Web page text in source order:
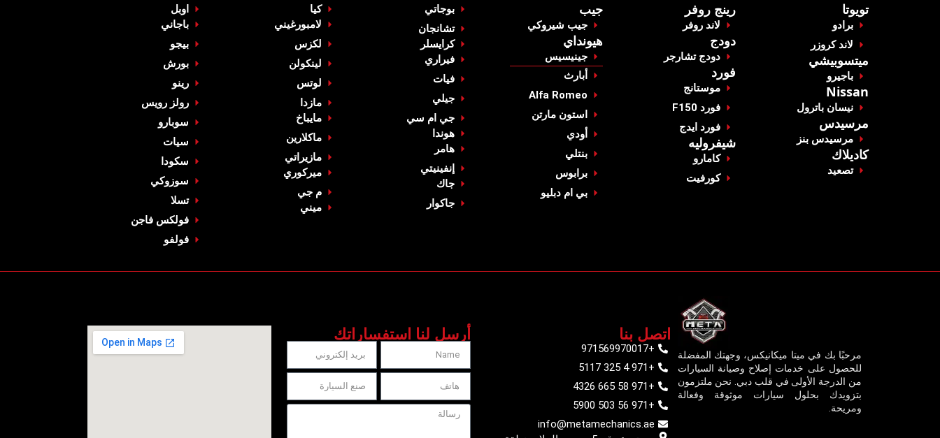
‏تويوتا‏
برادو
‏لاند كروزر‏
‏ميتسوبيشي‏
‏باجيرو‏
Nissan
‏نيسان باترول‏
مرسيدس
‏مرسيدس بنز‏
‏كاديلاك ‏
‏تصعيد‏
‏رينج روفر‏
‏لاند روفر‏
‏دودج‏
‏دودج تشارجر‏
‏فورد‏
‏موستانج‏
‏فورد F150‏
‏فورد ايدج‏
شيفروليه
‏كامارو‏
‏كورفيت‏
‏جيب‏
‏جيب شيروكي‏
‏هيونداي‏
جينيسيس
‏أبارث‏
Alfa Romeo
استون مارتن
أودي
بنتلي
‏برابوس‏
بي ام دبليو
‏بوجاتي‏
‏تشانجان‏
‏كرايسلر‏
‏فيراري‏
‏فيات‏
‏جيلي‏
‏جي ام سي‏
‏هوندا‏
‏هامر‏
‏إنفينيتي‏
‏جاك‏
‏جاكوار‏
كيا
لامبورغيني
‏لكزس‏
‏لينكولن‏
‏لوتس‏
‏مازدا‏
‏مايباخ‏
‏ماكلارين‏
‏مازيراتي‏
ميركوري
م جي
‏ميني‏
‏اوبل‏
باجاني
‏بيجو‏
‏بورش‏
‏رينو‏
‏رولز رويس‏
‏سوبارو‏
سيات
‏سكودا‏
‏سوزوكي‏
‏تسلا‏
فولكس فاجن
‏فولفو‏
مرحبًا بك في ميتا ميكانيكس، وجهتك المفضلة
للحصول على خدمات إصلاح وصيانة السيارات
من الدرجة الأولى في قلب دبي. نحن ملتزمون
بتزويدك بحلول سيارات موثوقة وفعالة
ومريحة.
اتصل بنا
+971569970017
+971 4 325 5117
+971 58 665 4326
+971 56 503 5900
info@metamechanics.ae
أرسل لنا استفساراتك